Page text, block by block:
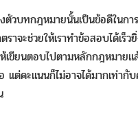
งตัวบทกฎหมายนั้นเป็นข้อดีในก
าจะช่วยให้เราทำข้อสอบได้
นตอบไปตามหลักกฎหมายแล้
แต่คะแนนก็ไม่อาจได้มากเท่